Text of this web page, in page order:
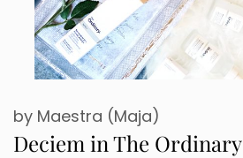
Deciem in The Ordinary
by Maestra (Maja)